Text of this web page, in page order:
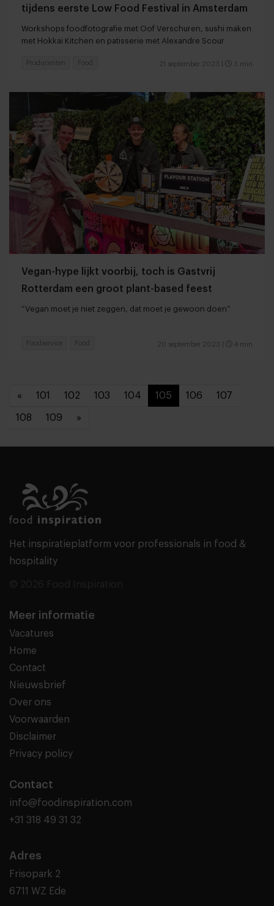
tijdens eerste Low Food Festival in Amsterdam
Workshops foodfotografie met Oof Verschuren, sushi maken
met Hokkai Kitchen en patisserie met Alexandre Scour
21 september 2023 3 min
Producenten Food
Vegan-hype lijkt voorbij, toch is Gastvrij
Rotterdam een groot plant-based feest
“Vegan moet je niet zeggen, dat moet je gewoon doen”
20 september 2023 4 min
Foodservice Food
« 101 102 103 104 105 106 107
108 109 »
Het inspiratieplatform voor professionals in food &
hospitality
Meer informatie
Vacatures
Home
Contact
Nieuwsbrief
Over ons
Voorwaarden
Disclaimer
Privacy policy
Contact
info@foodinspiration.com
+31 318 49 31 32
Adres
Frisopark 2
6711 WZ Ede